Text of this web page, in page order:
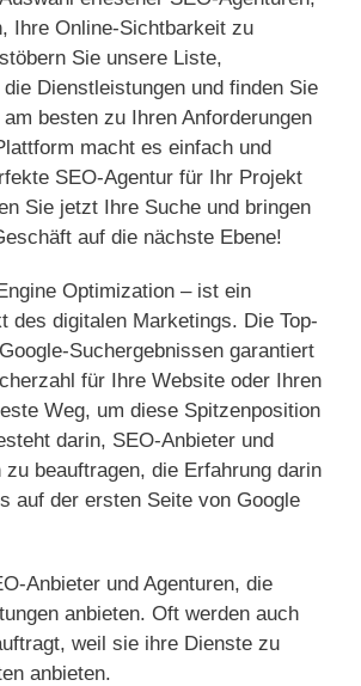
Ihre Online-Sichtbarkeit zu
Sie unsere Liste,
Dienstleistungen und finden Sie
besten zu Ihren Anforderungen
macht es einfach und
SEO-Agentur für Ihr Projekt
Sie jetzt Ihre Suche und bringen
auf die nächste Ebene!
Optimization – ist ein
des digitalen Marketings. Die Top-
Suchergebnissen garantiert
für Ihre Website oder Ihren
Weg, um diese Spitzenposition
darin, SEO-Anbieter und
zu beauftragen, die Erfahrung darin
auf der ersten Seite von Google
Anbieter und Agenturen, die
anbieten. Oft werden auch
weil sie ihre Dienste zu
anbieten.